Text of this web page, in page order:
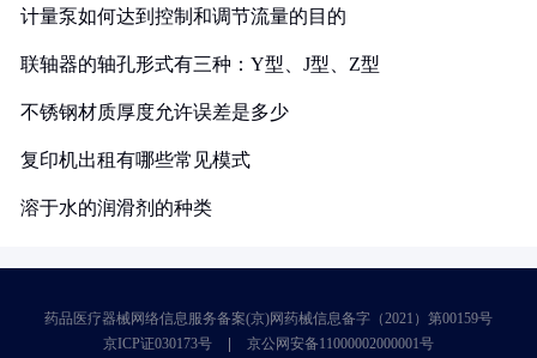
计量泵如何达到控制和调节流量的目的
联轴器的轴孔形式有三种：Y型、J型、Z型
不锈钢材质厚度允许误差是多少
复印机出租有哪些常见模式
溶于水的润滑剂的种类
药品医疗器械网络信息服务备案(京)网药械信息备字（2021）第00159号
京ICP证030173号
京公网安备11000002000001号